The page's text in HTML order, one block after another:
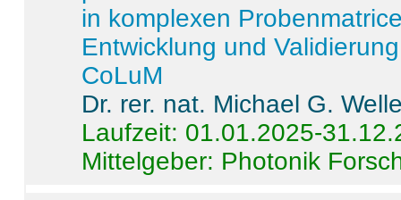
in komplexen
Entwicklung und
CoLuM
Dr. rer. nat. Michael G.
Laufzeit: 01.01.2025-
Mittelgeber: Photonik